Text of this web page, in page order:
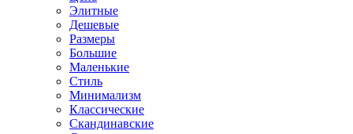
Элитные
Дешевые
Размеры
Большие
Маленькие
Стиль
Минимализм
Классические
Скандинавские